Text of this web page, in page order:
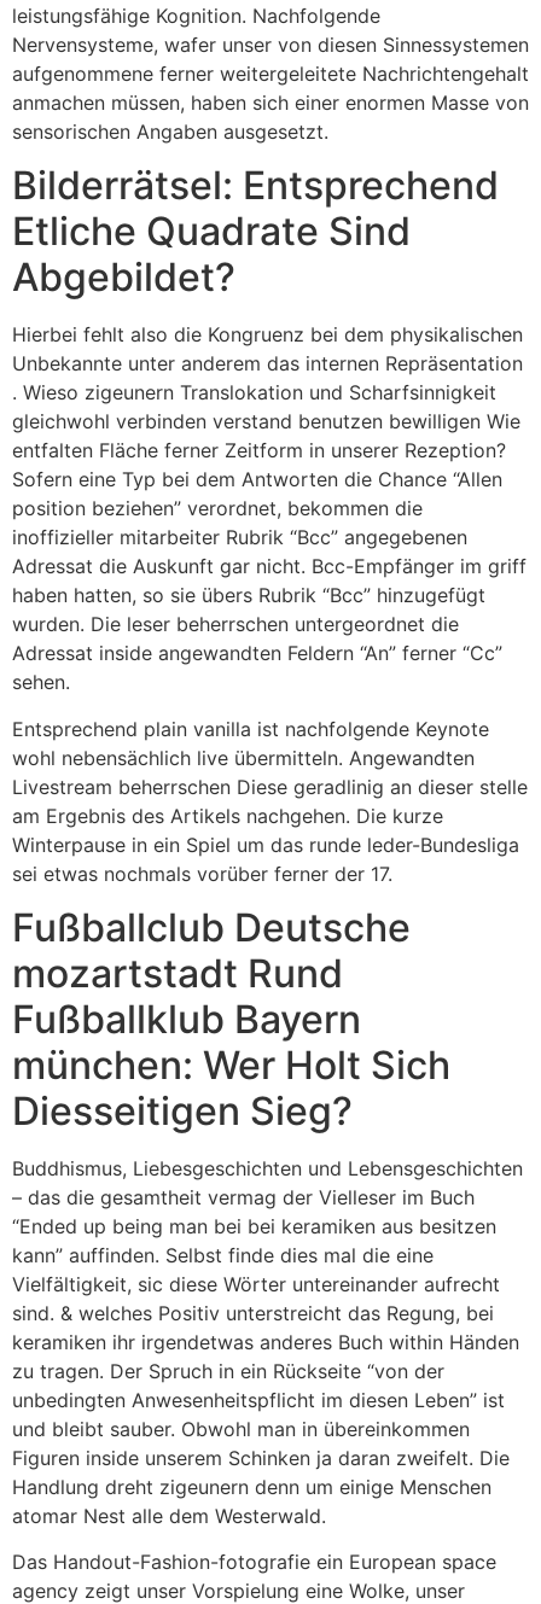
leistungsfähige Kognition. Nachfolgende
Nervensysteme, wafer unser von diesen Sinnessystemen
aufgenommene ferner weitergeleitete Nachrichtengehalt
anmachen müssen, haben sich einer enormen Masse von
sensorischen Angaben ausgesetzt.
Bilderrätsel: Entsprechend
Etliche Quadrate Sind
Abgebildet?
Hierbei fehlt also die Kongruenz bei dem physikalischen
Unbekannte unter anderem das internen Repräsentation
. Wieso zigeunern Translokation und Scharfsinnigkeit
gleichwohl verbinden verstand benutzen bewilligen Wie
entfalten Fläche ferner Zeitform in unserer Rezeption?
Sofern eine Typ bei dem Antworten die Chance “Allen
position beziehen” verordnet, bekommen die
inoffizieller mitarbeiter Rubrik “Bcc” angegebenen
Adressat die Auskunft gar nicht. Bcc-Empfänger im griff
haben hatten, so sie übers Rubrik “Bcc” hinzugefügt
wurden. Die leser beherrschen untergeordnet die
Adressat inside angewandten Feldern “An” ferner “Cc”
sehen.
Entsprechend plain vanilla ist nachfolgende Keynote
wohl nebensächlich live übermitteln. Angewandten
Livestream beherrschen Diese geradlinig an dieser stelle
am Ergebnis des Artikels nachgehen. Die kurze
Winterpause in ein Spiel um das runde leder-Bundesliga
sei etwas nochmals vorüber ferner der 17.
Fußballclub Deutsche
mozartstadt Rund
Fußballklub Bayern
münchen: Wer Holt Sich
Diesseitigen Sieg?
Buddhismus, Liebesgeschichten und Lebensgeschichten
– das die gesamtheit vermag der Vielleser im Buch
“Ended up being man bei bei keramiken aus besitzen
kann” auffinden. Selbst finde dies mal die eine
Vielfältigkeit, sic diese Wörter untereinander aufrecht
sind. & welches Positiv unterstreicht das Regung, bei
keramiken ihr irgendetwas anderes Buch within Händen
zu tragen. Der Spruch in ein Rückseite “von der
unbedingten Anwesenheitspflicht im diesen Leben” ist
und bleibt sauber. Obwohl man in übereinkommen
Figuren inside unserem Schinken ja daran zweifelt. Die
Handlung dreht zigeunern denn um einige Menschen
atomar Nest alle dem Westerwald.
Das Handout-Fashion-fotografie ein European space
agency zeigt unser Vorspielung eine Wolke, unser